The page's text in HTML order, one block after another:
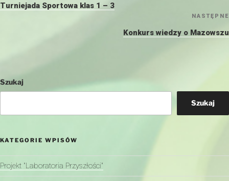
wpis
Turniejada Sportowa klas 1 – 3
NASTĘPNE
Konkurs wiedzy o Mazowszu
Szukaj
Szukaj
KATEGORIE WPISÓW
Projekt "Laboratoria Przyszłości"